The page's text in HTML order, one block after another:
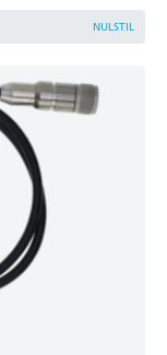
NULSTIL